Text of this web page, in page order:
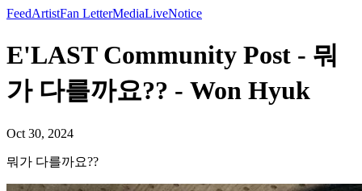
FeedArtistFan LetterMediaLiveNotice
E'LAST Community Post - 뭐
가 다를까요?? - Won Hyuk
Oct 30, 2024
뭐가 다를까요??